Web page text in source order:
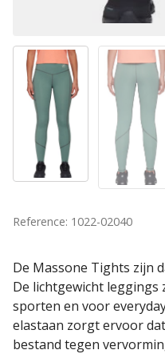
Reference: 1022-02040
De Massone Tights zijn
De lichtgewicht
sporten en voor
elastaan zorgt ervoor
bestand tegen